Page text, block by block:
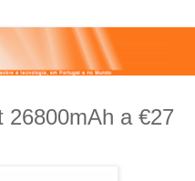
26800mAh a €27